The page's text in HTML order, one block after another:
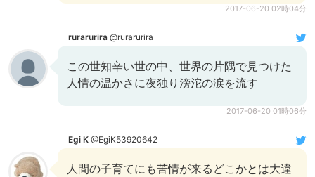
2017-06-20 02時04分
rurarurira @rurarurira
この世知辛い世の中、世界の片隅で見つけた
人情の温かさに夜独り滂沱の涙を流す
2017-06-20 01時06分
Egi K @EgiK53920642
人間の子育てにも苦情が来るどこかとは大違